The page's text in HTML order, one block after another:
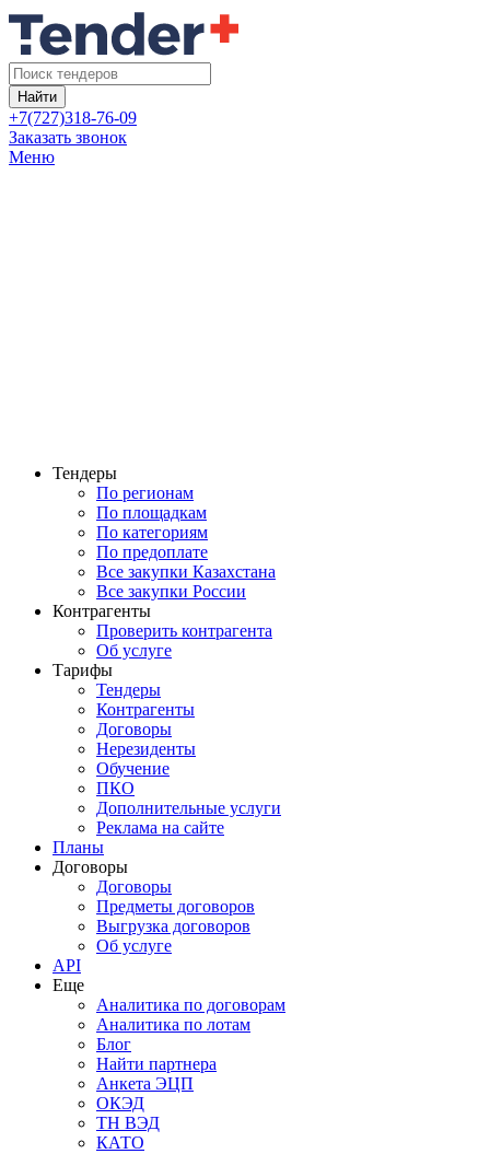
Найти
+7(727)318-76-09
Заказать звонок
Меню
Тендеры
По регионам
По площадкам
По категориям
По предоплате
Все закупки Казахстана
Все закупки России
Контрагенты
Проверить контрагента
Об услуге
Тарифы
Тендеры
Контрагенты
Договоры
Нерезиденты
Обучение
ПКО
Дополнительные услуги
Реклама на сайте
Планы
Договоры
Договоры
Предметы договоров
Выгрузка договоров
Об услуге
API
Еще
Аналитика по договорам
Аналитика по лотам
Блог
Найти партнера
Анкета ЭЦП
ОКЭД
ТН ВЭД
КАТО